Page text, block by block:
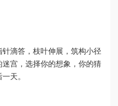
滴答，枝叶伸展，筑构小径
宫，选择你的想象，你的猜
天。